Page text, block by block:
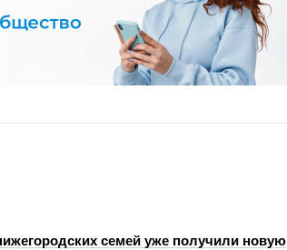
семей уже получили новую